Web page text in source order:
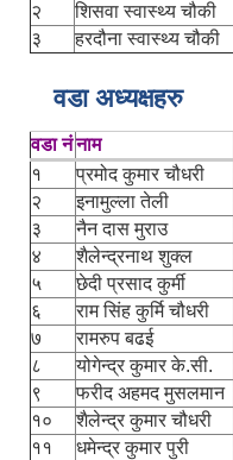
२
शिसवा स्वास्थ्य चौकी
३
हरदौना स्वास्थ्य चौकी
वडा अध्यक्षहरु
वडा नंनाम
१
प्रमोद कुमार चौधरी
२
इनामुल्ला तेली
३
नैन दास मुराउ
४
शैलेन्द्रनाथ शुक्ल
५
छेदी प्रसाद कुर्मी
६
राम सिंह कुर्मि चौधरी
७
रामरुप बढई
८
योगेन्द्र कुमार के.सी.
९
फरीद अहमद मुसलमान
१०
शैलेन्द्र कुमार चौधरी
११
धमेन्द्र कुमार पुरी